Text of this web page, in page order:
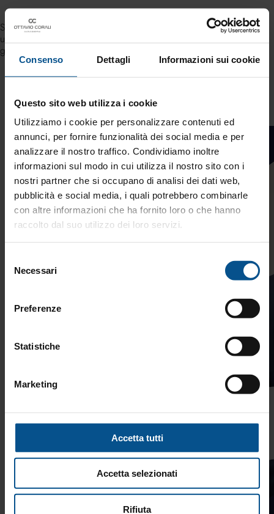
Consenso Dettagli Informazioni sui cookie
Questo sito web utilizza i cookie
Utilizziamo i cookie per personalizzare contenuti ed
annunci, per fornire funzionalità dei social media e per
analizzare il nostro traffico. Condividiamo inoltre
informazioni sul modo in cui utilizza il nostro sito con i
nostri partner che si occupano di analisi dei dati web,
pubblicità e social media, i quali potrebbero combinarle
con altre informazioni che ha fornito loro o che hanno
raccolto dal suo utilizzo dei loro servizi.
delNecessari
Preferenze
Statistiche
Marketing
Accetta tutti
Accetta selezionati
Rifiuta
Solo con metodo, pazienza e autorevolezza è possibile costruire
una ricchezza reale e sostenibile, proteggendo il patrimonio e
garantendo libertà economica nel lungo termine.
Esempio
Leadership